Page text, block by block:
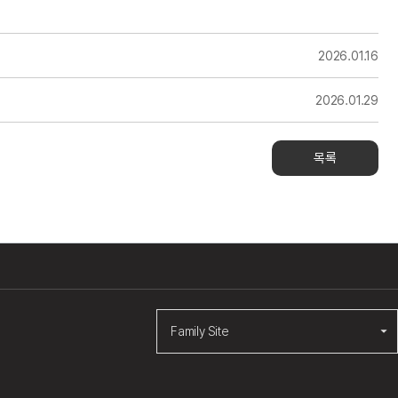
2026.01.16
2026.01.29
목록
Family Site